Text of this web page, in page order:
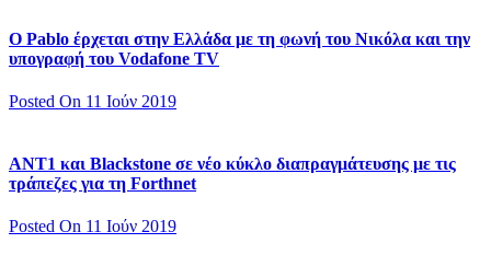
Ο Pablo έρχεται στην Ελλάδα με τη φωνή του Νικόλα και την
υπογραφή του Vodafone TV
Posted On 11 Ιούν 2019
ΑΝΤ1 και Blackstone σε νέο κύκλο διαπραγμάτευσης με τις
τράπεζες για τη Forthnet
Posted On 11 Ιούν 2019